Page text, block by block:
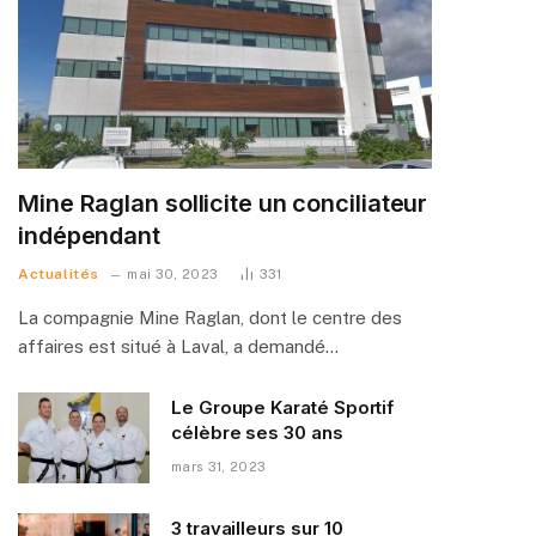
Mine Raglan sollicite un conciliateur
indépendant
Actualités mai 30, 2023 331
La compagnie Mine Raglan, dont le centre des
affaires est situé à Laval, a demandé…
Le Groupe Karaté Sportif
célèbre ses 30 ans
mars 31, 2023
3 travailleurs sur 10